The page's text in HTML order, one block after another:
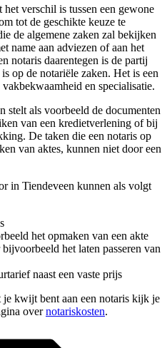
verschil is tussen een gewone
tot de geschikte keuze te
de algemene zaken zal bekijken
name aan adviezen of aan het
notaris daarentegen is de partij
op de notariële zaken. Het is een
en specialisatie.
stelt als voorbeeld de documenten
van een kredietverlening of bij
De taken die een notaris op
van aktes, kunnen niet door een
in Tiendeveen kunnen als volgt
het opmaken van een akte
het laten passeren van
naast een vaste prijs
kwijt bent aan een notaris kijk je
overnotariskosten.